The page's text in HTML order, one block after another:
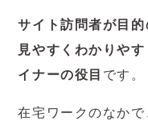
サイト訪問者が目的
見やすくわかりや
イナーの役目 です。
在宅ワークのなかで